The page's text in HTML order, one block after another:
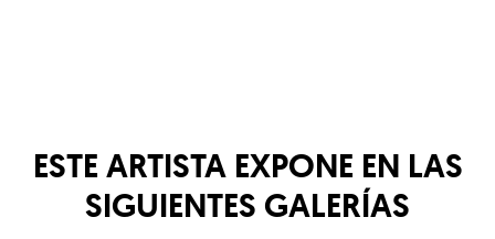
ESTE ARTISTA EXPONE EN LAS
SIGUIENTES GALERÍAS